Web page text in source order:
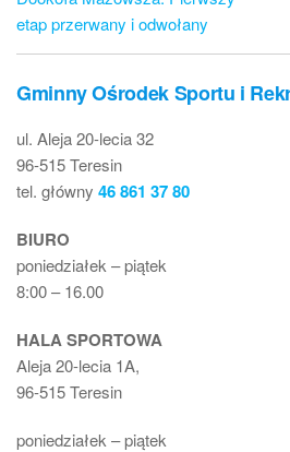
etap przerwany i odwołany
Gminny Ośrodek Sportu i
ul. Aleja 20-lecia 32
96-515 Teresin
tel. główny 46 861 37 80
BIURO
poniedziałek – piątek
8:00 – 16.00
HALA SPORTOWA
Aleja 20-lecia 1A,
96-515 Teresin
poniedziałek – piątek